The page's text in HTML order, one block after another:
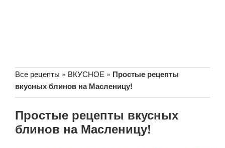
Все рецепты » ВКУСНОЕ » Простые рецепты
вкусных блинов на Масленицу!
Простые рецепты вкусных
блинов на Масленицу!